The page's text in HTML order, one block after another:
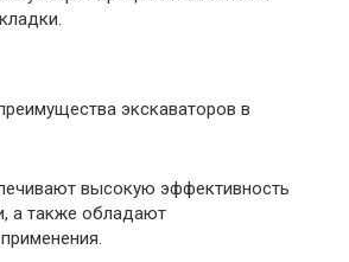
экскаваторов в
высокую эффективность
а также обладают